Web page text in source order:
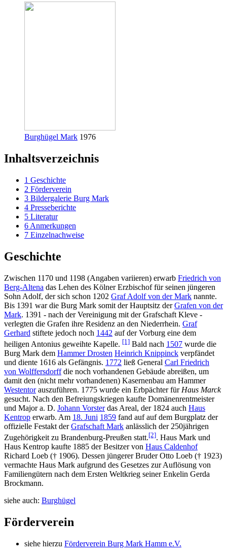
Burghügel Mark 1976
Inhaltsverzeichnis
1 Geschichte
2 Förderverein
3 Bildergalerie Burg Mark
4 Presseberichte
5 Literatur
6 Anmerkungen
7 Einzelnachweise
Geschichte
Zwischen 1170 und 1198 (Angaben variieren) erwarb Friedrich von
Berg-Altena das Lehen des Kölner Erzbischof für seinen jüngeren
Sohn Adolf, der sich schon 1202 Graf Adolf von der Mark nannte.
Bis 1391 war die Burg Mark somit der Hauptsitz derGrafen von der
Mark. 1391 - nach der Vereinigung mit der Grafschaft Kleve -
verlegten die Grafen ihre Residenz an den Niederrhein. Graf
Gerhard stiftete jedoch noch 1442 auf der Vorburg eine dem
heiligen Antonius geweihte Kapelle. [1] Bald nach 1507 wurde die
Burg Mark dem Hammer Drosten Heinrich Knippinck verpfändet
und diente 1616 als Gefängnis. 1772 ließ General Carl Friedrich
von Wolffersdorffdie noch vorhandenen Gebäude abreißen, um
damit den (nicht mehr vorhandenen) Kasernenbau am Hammer
Westentorauszuführen. 1775 wurde ein Erbpächter für Haus Marck
gesucht. Nach den Befreiungskriegen kaufte Domänenrentmeister
und Major a. D. Johann Vorsterdas Areal, der 1824 auch Haus
Kentrop erwarb. Am 18. Juni 1859 fand auf auf dem Burgplatz der
offizielle Festakt derGrafschaft Mark anlässlich der 250jährigen
Zugehörigkeit zu Brandenburg-Preußen statt.[2]. Haus Mark und
Haus Kentrop kaufte 1885 der Besitzer von Haus Caldenhof
Richard Loeb († 1906). Dessen jüngerer Bruder Otto Loeb († 1923)
vermachte Haus Mark aufgrund des Gesetzes zur Auflösung von
Familiengütern nach dem Ersten Weltkrieg seiner Enkelin Gerda
Brockmann.
siehe auch: Burghügel
Förderverein
siehe hierzu Förderverein Burg Mark Hamm e.V.